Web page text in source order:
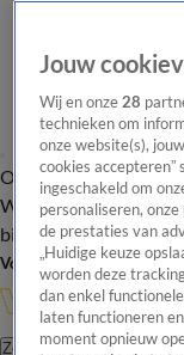
Overzicht Onze
Wandelgangen
bijwonenPodcast
Volg Vandaag Inside
Zoeken
Jouw
Wij en onze28
technieken om
onze website(s),
cookies
ingeschakeld om
personaliseren,
de prestaties van
„Huidige keuze
worden deze
dan enkel
laten functioneren
moment opnieuw